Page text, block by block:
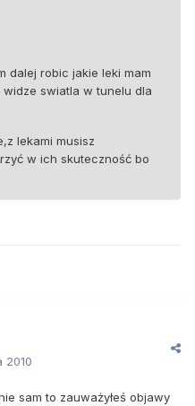
dalej robic jakie leki mam
swiatla w tunelu dla
lekami musisz
w ich skuteczność bo
2010
sam to zauważyłeś objawy